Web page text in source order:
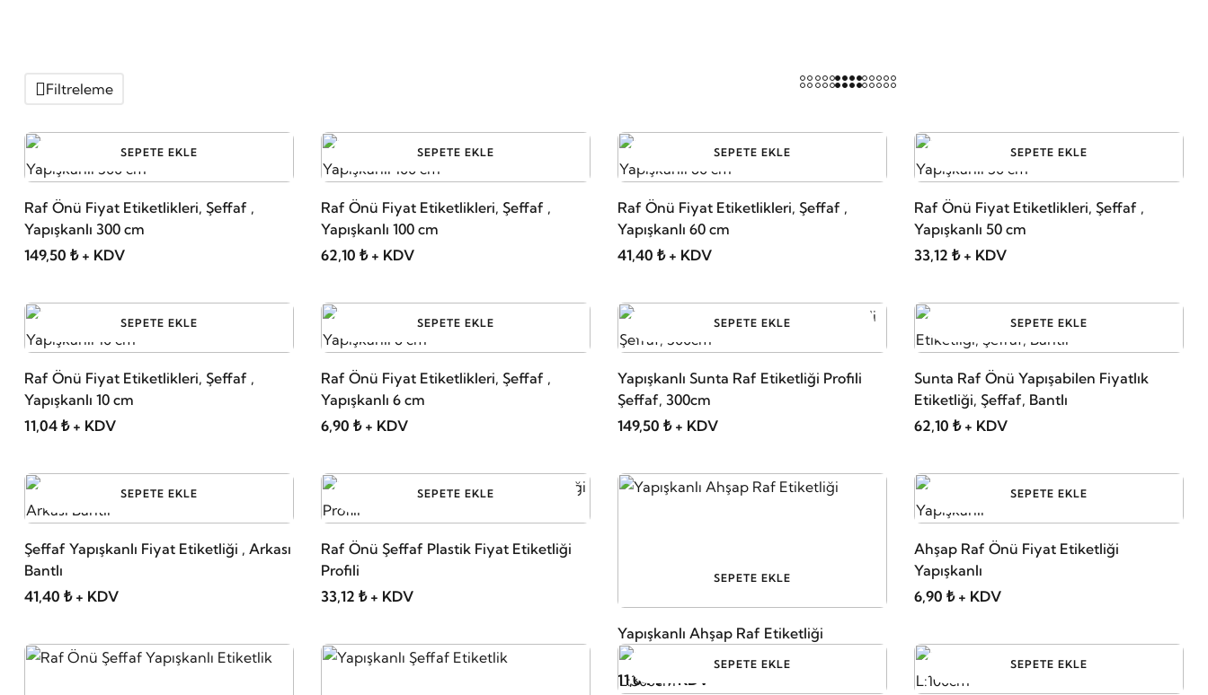
Filtreleme
SEPETE EKLE
Raf Önü Fiyat Etiketlikleri, Şeffaf ,
Yapışkanlı 300 cm
149,50 ₺ + KDV
SEPETE EKLE
Raf Önü Fiyat Etiketlikleri, Şeffaf ,
Yapışkanlı 100 cm
62,10 ₺ + KDV
SEPETE EKLE
Raf Önü Fiyat Etiketlikleri, Şeffaf ,
Yapışkanlı 60 cm
41,40 ₺ + KDV
SEPETE EKLE
Raf Önü Fiyat Etiketlikleri, Şeffaf ,
Yapışkanlı 50 cm
33,12 ₺ + KDV
SEPETE EKLE
Raf Önü Fiyat Etiketlikleri, Şeffaf ,
Yapışkanlı 10 cm
11,04 ₺ + KDV
SEPETE EKLE
Raf Önü Fiyat Etiketlikleri, Şeffaf ,
Yapışkanlı 6 cm
6,90 ₺ + KDV
SEPETE EKLE
Yapışkanlı Sunta Raf Etiketliği Profili
Şeffaf, 300cm
149,50 ₺ + KDV
SEPETE EKLE
Sunta Raf Önü Yapışabilen Fiyatlık
Etiketliği, Şeffaf, Bantlı
62,10 ₺ + KDV
SEPETE EKLE
Şeffaf Yapışkanlı Fiyat Etiketliği , Arkası
Bantlı
41,40 ₺ + KDV
SEPETE EKLE
Raf Önü Şeffaf Plastik Fiyat Etiketliği
Profili
33,12 ₺ + KDV
SEPETE EKLE
Yapışkanlı Ahşap Raf Etiketliği
11,04 ₺ + KDV
SEPETE EKLE
Ahşap Raf Önü Fiyat Etiketliği
Yapışkanlı
6,90 ₺ + KDV
SEPETE EKLE SEPETE EKLE